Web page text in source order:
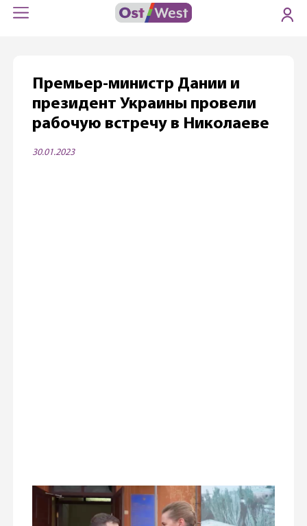
Премьер-министр Дании и
президент Украины провели
рабочую встречу в Николаеве
30.01.2023